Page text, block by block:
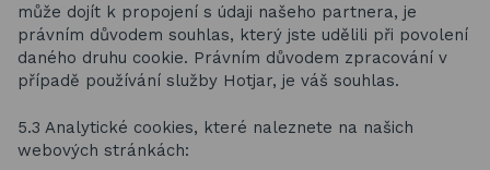
může dojít k propojení s údaji našeho partnera, je
právním důvodem souhlas, který jste udělili při povolení
daného druhu cookie. Právním důvodem zpracování v
případě používání služby Hotjar, je váš souhlas.
5.3 Analytické cookies, které naleznete na našich
webových stránkách: